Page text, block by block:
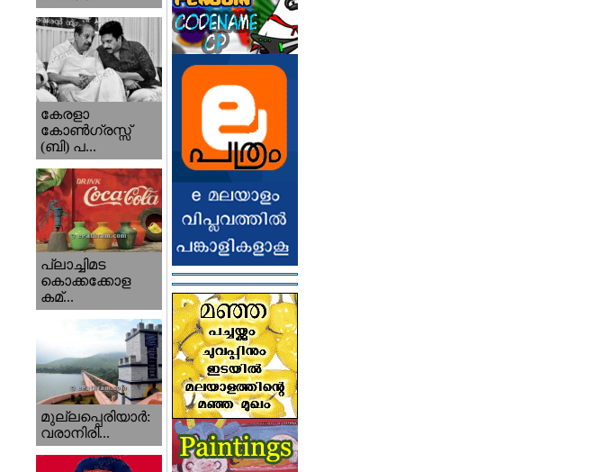
കേരളാ
കോണ്‍ഗ്രസ്സ്
(ബി) പ...
പ്ലാച്ചിമട
കൊക്കക്കോള
കമ്...
മുല്ലപ്പെരിയാര്‍:
വരാനിരി...